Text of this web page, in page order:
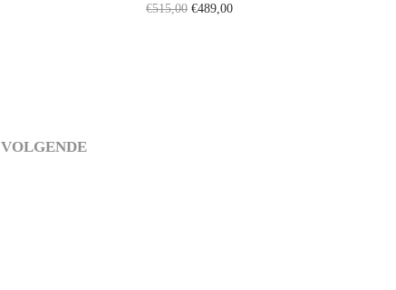
€515,00 €489,00
VOLGENDE